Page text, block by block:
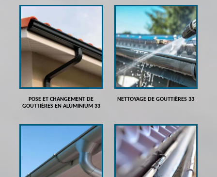
POSE ET CHANGEMENT DE
GOUTTIÈRES EN ALUMINIUM 33
NETTOYAGE DE GOUTTIÈRES 33